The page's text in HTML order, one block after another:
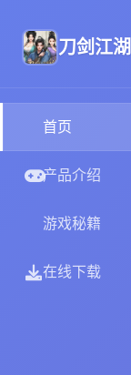
刀剑江
首页
产品介绍
游戏秘籍
在线下载